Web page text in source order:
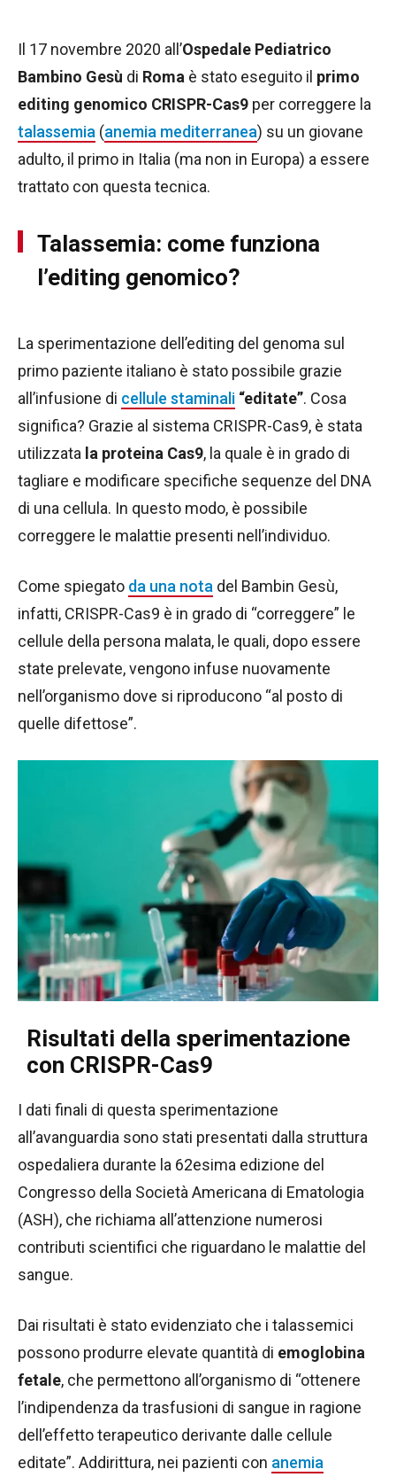
Il 17 novembre 2020 all’Ospedale Pediatrico
Bambino Gesù di Roma è stato eseguito il primo
editing genomico CRISPR-Cas9 per correggere la
talassemia (anemia mediterranea) su un giovane
adulto, il primo in Italia (ma non in Europa) a essere
trattato con questa tecnica.
Talassemia: come funziona
l’editing genomico?
La sperimentazione dell’editing del genoma sul
primo paziente italiano è stato possibile grazie
all’infusione di cellule staminali “editate”. Cosa
significa? Grazie al sistema CRISPR-Cas9, è stata
utilizzata la proteina Cas9, la quale è in grado di
tagliare e modificare specifiche sequenze del DNA
di una cellula. In questo modo, è possibile
correggere le malattie presenti nell’individuo.
Come spiegato da una nota del Bambin Gesù,
infatti, CRISPR-Cas9 è in grado di “correggere” le
cellule della persona malata, le quali, dopo essere
state prelevate, vengono infuse nuovamente
nell’organismo dove si riproducono “al posto di
quelle difettose”.
Risultati della sperimentazione
con CRISPR-Cas9
I dati finali di questa sperimentazione
all’avanguardia sono stati presentati dalla struttura
ospedaliera durante la 62esima edizione del
Congresso della Società Americana di Ematologia
(ASH), che richiama all’attenzione numerosi
contributi scientifici che riguardano le malattie del
sangue.
Dai risultati è stato evidenziato che i talassemici
possono produrre elevate quantità di emoglobina
fetale, che permettono all’organismo di “ottenere
l’indipendenza da trasfusioni di sangue in ragione
dell’effetto terapeutico derivante dalle cellule
editate”. Addirittura, nei pazienti con anemia